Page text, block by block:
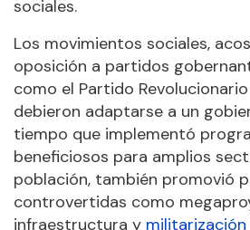
sociales.
Los movimientos sociales,
oposición a partidos
como el Partido
debieron adaptarse a un
tiempo que implementó
beneficiosos para amplios
población, también promovió
controvertidas como
infraestructura y militarización